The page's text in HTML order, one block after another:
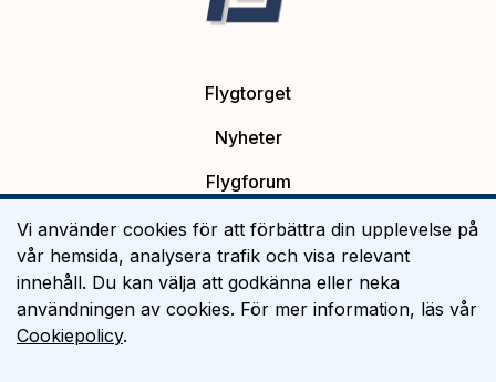
Flygtorget
Nyheter
Flygforum
Platsannonser
Flygutbildning
Om Flygtorget
Vi använder cookies för att förbättra din upplevelse på
vår hemsida, analysera trafik och visa relevant
innehåll. Du kan välja att godkänna eller neka
användningen av cookies. För mer information, läs vår
Cookiepolicy.